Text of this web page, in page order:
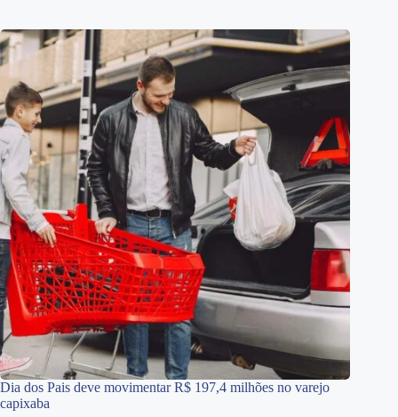
Dia dos Pais deve movimentar R$ 197,4 milhões no varejo
capixaba